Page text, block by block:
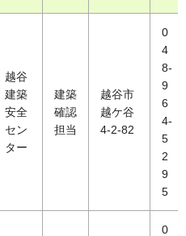
越谷
建築
安全
セン
ター
建築
確認
担当
越谷市
越ケ谷
4-2-82
0
4
8-
9
6
4-
5
2
9
5
0